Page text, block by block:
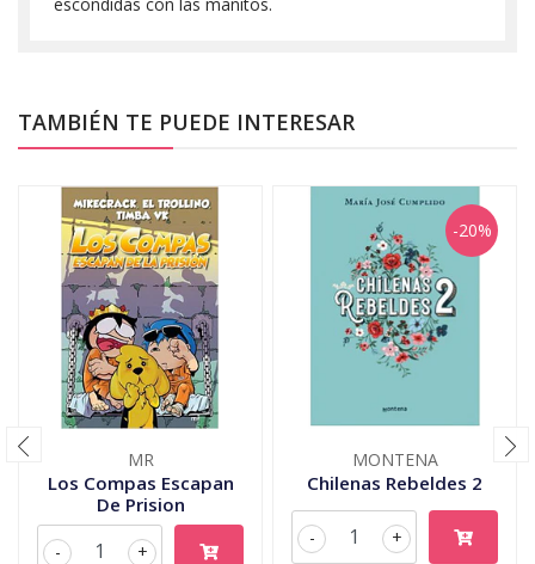
TAMBIÉN TE PUEDE INTERESAR
MR
Los Compas Escapan
De Prision
+
-
-20%
MONTENA
Chilenas Rebeldes 2
+
-